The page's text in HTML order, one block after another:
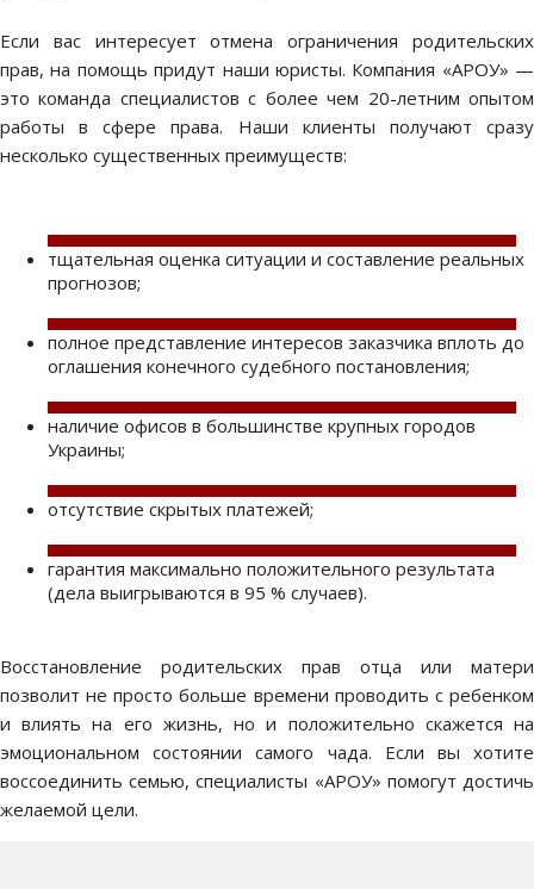
Если вас интересуетотмена ограничения родительских
прав, на помощь придут наши юристы. Компания «АРОУ» —
это команда специалистов с более чем 20-летним опытом
работы в сфере права. Наши клиенты получают сразу
несколько существенных преимуществ:
тщательная оценка ситуации и составление реальных
прогнозов;
полное представление интересов заказчика вплоть до
оглашения конечного судебного постановления;
наличие офисов в большинстве крупных городов
Украины;
отсутствие скрытых платежей;
гарантия максимально положительного результата
(дела выигрываются в 95 % случаев).
Восстановление родительских прав отца или матери
позволит не просто больше времени проводить с ребенком
и влиять на его жизнь, но и положительно скажется на
эмоциональном состоянии самого чада. Если вы хотите
воссоединить семью, специалисты «АРОУ» помогут достичь
желаемой цели.